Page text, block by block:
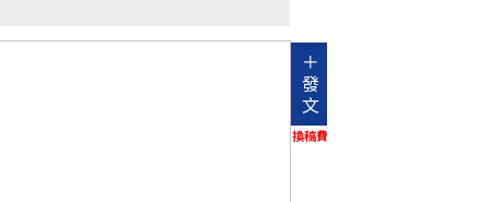
＋
發
文
換稿費